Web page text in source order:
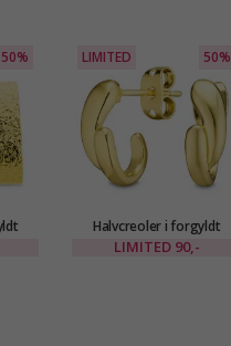
50% LIMITED 50%
Halvcreoler i forgyldt
messing - Eliné
LIMITED 90,-